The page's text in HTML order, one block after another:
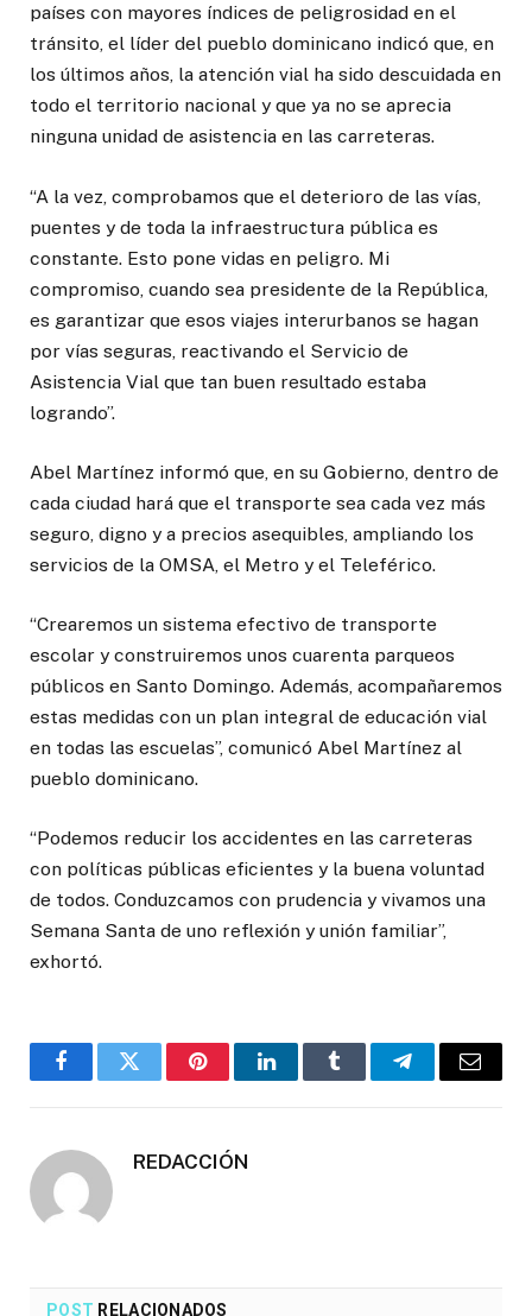
países con mayores índices de peligrosidad en el
tránsito, el líder del pueblo dominicano indicó que, en
los últimos años, la atención vial ha sido descuidada en
todo el territorio nacional y que ya no se aprecia
ninguna unidad de asistencia en las carreteras.
“A la vez, comprobamos que el deterioro de las vías,
puentes y de toda la infraestructura pública es
constante. Esto pone vidas en peligro. Mi
compromiso, cuando sea presidente de la República,
es garantizar que esos viajes interurbanos se hagan
por vías seguras, reactivando el Servicio de
Asistencia Vial que tan buen resultado estaba
logrando”.
Abel Martínez informó que, en su Gobierno, dentro de
cada ciudad hará que el transporte sea cada vez más
seguro, digno y a precios asequibles, ampliando los
servicios de la OMSA, el Metro y el Teleférico.
“Crearemos un sistema efectivo de transporte
escolar y construiremos unos cuarenta parqueos
públicos en Santo Domingo. Además, acompañaremos
estas medidas con un plan integral de educación vial
en todas las escuelas”, comunicó Abel Martínez al
pueblo dominicano.
“Podemos reducir los accidentes en las carreteras
con políticas públicas eficientes y la buena voluntad
de todos. Conduzcamos con prudencia y vivamos una
Semana Santa de uno reflexión y unión familiar”,
exhortó.
FacebookTwitter PinterestLinkedInTumblr TelegramaCorreo
REDACCIÓN
POST RELACIONADOS